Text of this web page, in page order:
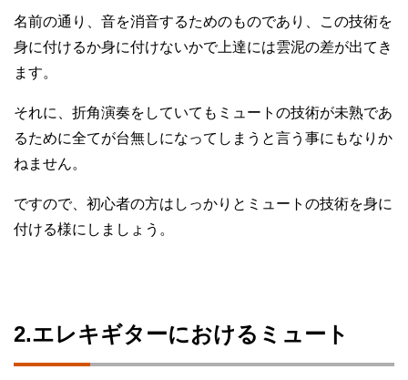
名前の通り、音を消音するためのものであり、この技術を
身に付けるか身に付けないかで上達には雲泥の差が出てき
ます。
それに、折角演奏をしていてもミュートの技術が未熟であ
るために全てが台無しになってしまうと言う事にもなりか
ねません。
ですので、初心者の方はしっかりとミュートの技術を身に
付ける様にしましょう。
2.エレキギターにおけるミュート